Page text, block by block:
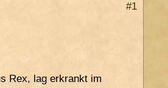
#1
Rex, lag erkrankt im